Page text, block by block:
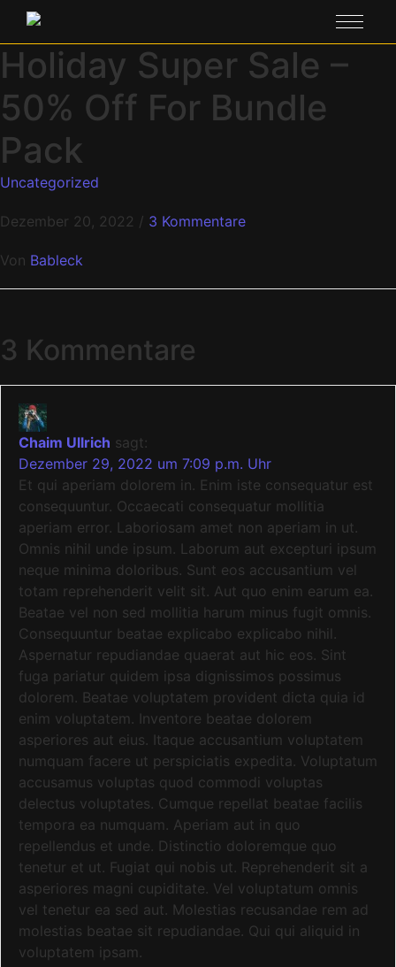
Holiday Super Sale –
50% Off For Bundle
Pack
Uncategorized
Dezember 20, 2022 / 3 Kommentare
Von Bableck
3 Kommentare
Chaim Ullrich sagt:
Dezember 29, 2022 um 7:09 p.m. Uhr
Et qui aperiam dolorem in. Enim iste consequatur est
consequuntur. Occaecati consequatur mollitia
aperiam error. Laboriosam amet non aperiam in ut.
Omnis nihil unde ipsum. Laborum aut excepturi ipsum
neque minima doloribus. Sunt eos accusantium vel
totam reprehenderit velit sit. Aut quo enim earum ea.
Beatae vel non sed mollitia harum minus fugit omnis.
Consequuntur beatae explicabo explicabo nihil.
Aspernatur repudiandae quaerat aut hic eos. Sint
fuga pariatur quidem ipsa dignissimos possimus
dolorem. Beatae voluptatem provident dicta quia id
enim voluptatem. Inventore beatae dolorem
asperiores aut eius. Itaque accusantium voluptatem
numquam facere ut perspiciatis expedita. Voluptatum
accusamus voluptas quod commodi voluptas
delectus voluptates. Cumque repellat beatae facilis
tempora ea numquam. Aperiam aut in quo
repellendus et unde. Distinctio doloremque quo
tenetur et ut. Fugiat qui nobis ut. Reprehenderit sit a
asperiores magni cupiditate. Vel voluptatum omnis
vel tenetur ea sed aut. Molestias recusandae rem ad
molestias beatae sit repudiandae. Qui qui aliquid in
voluptatem ipsam.